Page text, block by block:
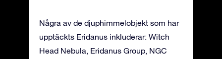
Några av de djuphimmelobjekt som har
upptäckts Eridanus inkluderar: Witch
Head Nebula, Eridanus Group, NGC